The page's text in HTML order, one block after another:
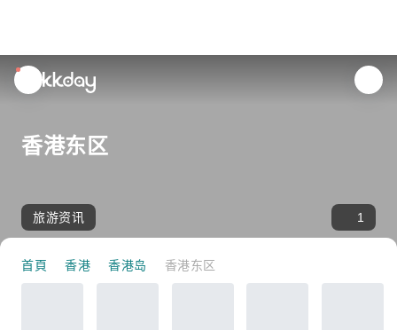
unread
notifications
香港东区
旅游资讯 1
首頁 香港 香港岛 香港东区